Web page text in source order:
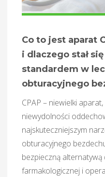
Co to jest aparat
i dlaczego stał
standardem w
obturacyjnego
CPAP – niewielki
niewydolności
najskuteczniejszym
obturacyjnego
bezpieczną alternatywą
farmakologicznej i